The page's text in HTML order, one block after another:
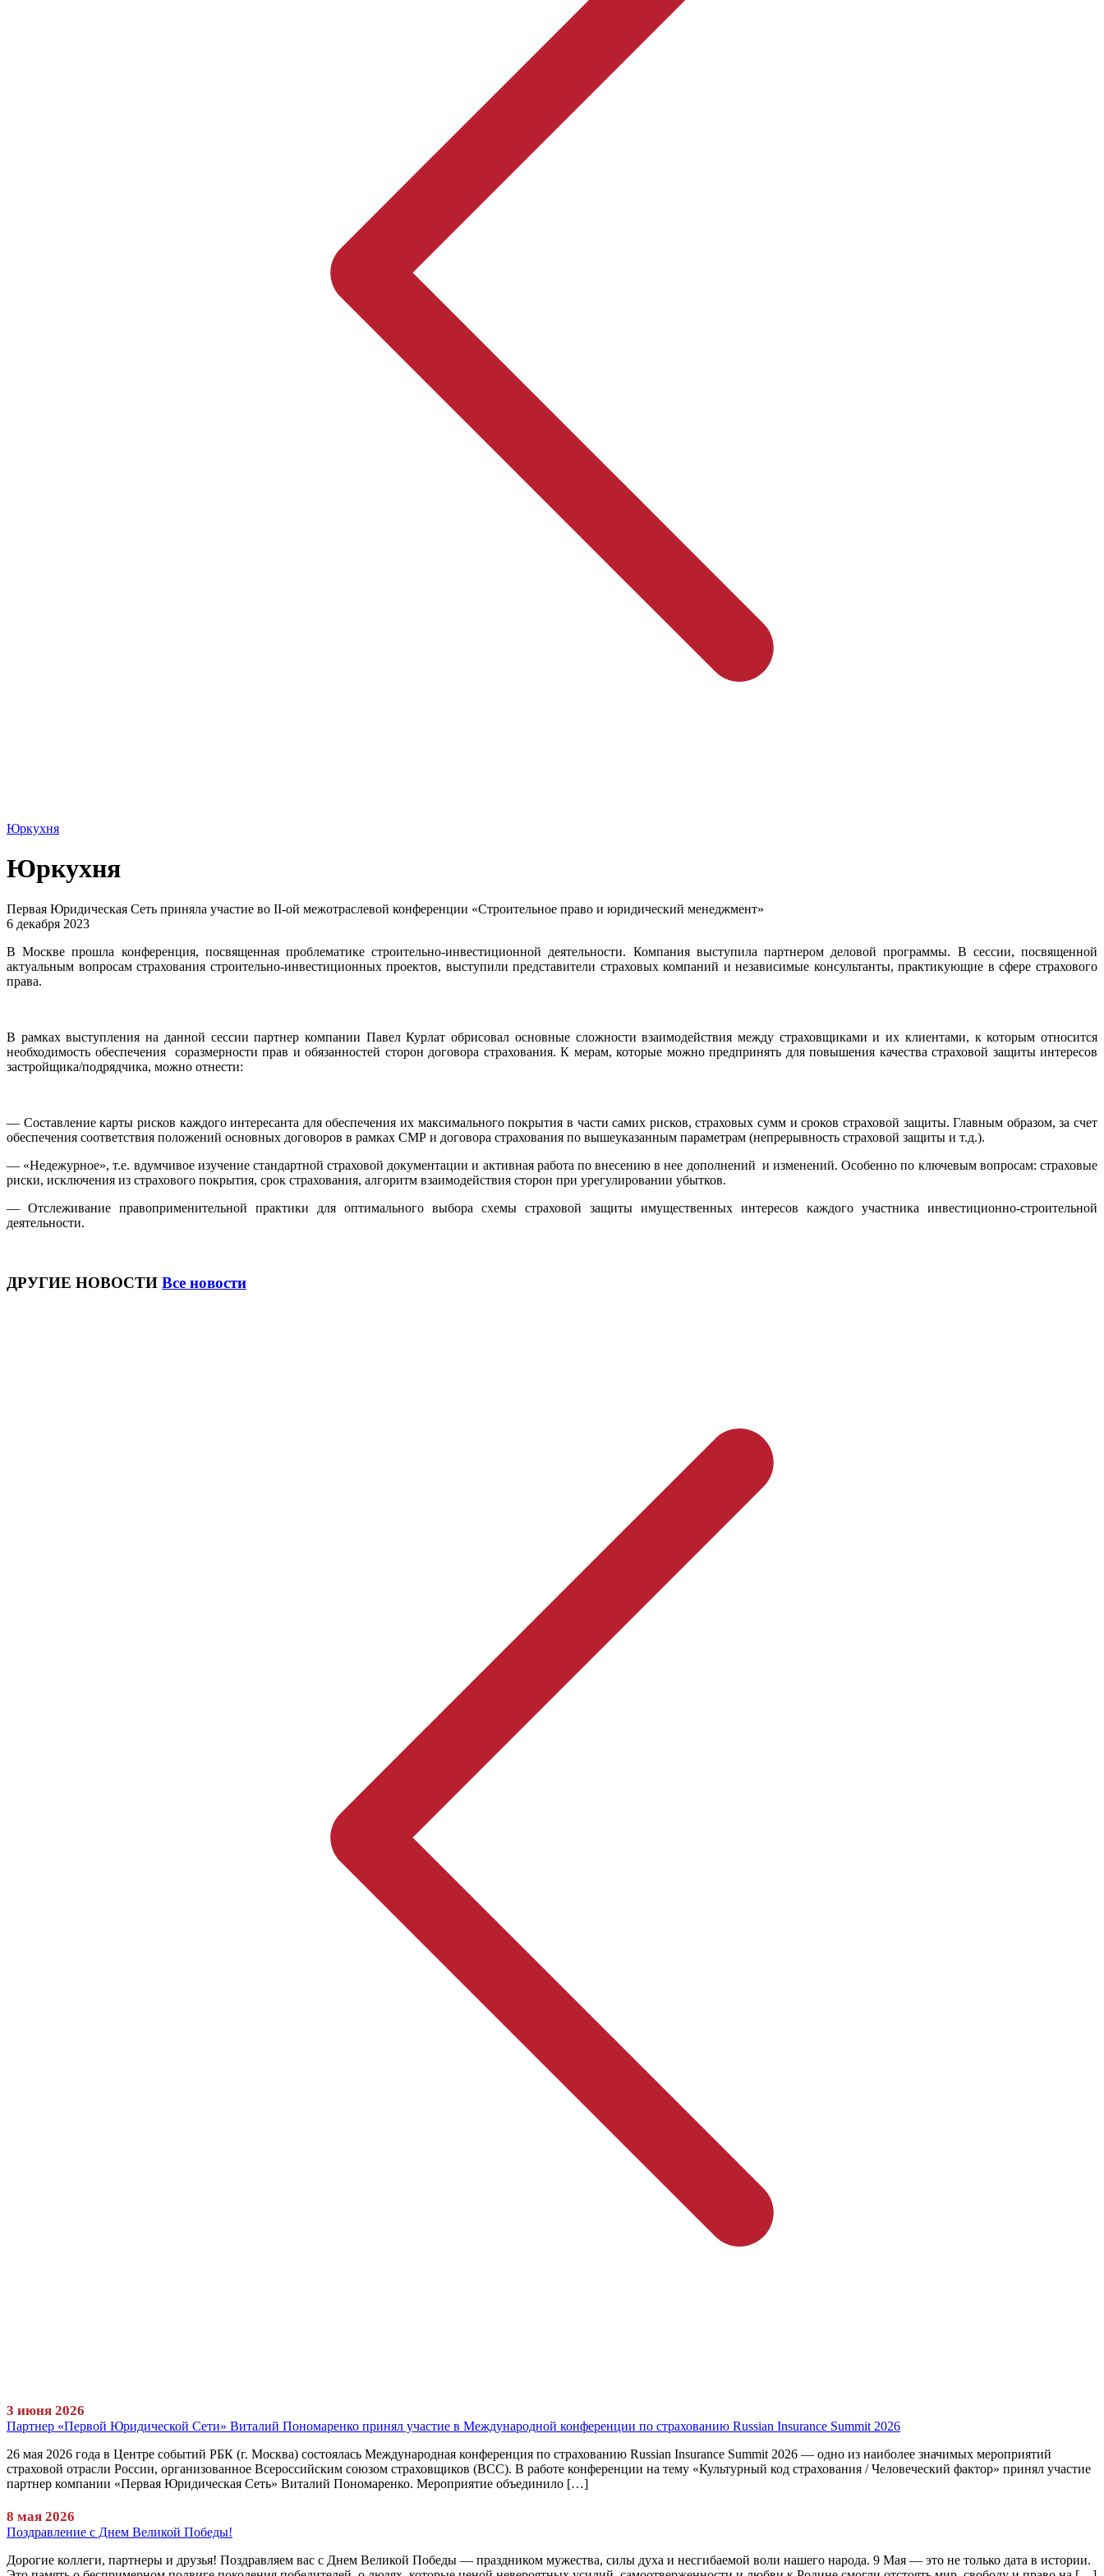
Юркухня
Юркухня
Первая Юридическая Сеть приняла участие во II-ой межотраслевой конференции «Строительное право и юридический менеджмент»
6 декабря 2023
В Москве прошла конференция, посвященная проблематике строительно-инвестиционной деятельности. Компания выступила партнером деловой программы. В сессии, посвященной
актуальным вопросам страхования строительно-инвестиционных проектов, выступили представители страховых компаний и независимые консультанты, практикующие в сфере страхового
права.
В рамках выступления на данной сессии партнер компании Павел Курлат обрисовал основные сложности взаимодействия между страховщиками и их клиентами, к которым относится
необходимость обеспечения соразмерности прав и обязанностей сторон договора страхования. К мерам, которые можно предпринять для повышения качества страховой защиты интересов
застройщика/подрядчика, можно отнести:
— Составление карты рисков каждого интересанта для обеспечения их максимального покрытия в части самих рисков, страховых сумм и сроков страховой защиты. Главным образом, за счет
обеспечения соответствия положений основных договоров в рамках СМР и договора страхования по вышеуказанным параметрам (непрерывность страховой защиты и т.д.).
— «Недежурное», т.е. вдумчивое изучение стандартной страховой документации и активная работа по внесению в нее дополнений и изменений. Особенно по ключевым вопросам: страховые
риски, исключения из страхового покрытия, срок страхования, алгоритм взаимодействия сторон при урегулировании убытков.
— Отслеживание правоприменительной практики для оптимального выбора схемы страховой защиты имущественных интересов каждого участника инвестиционно-строительной
деятельности.
ДРУГИЕ НОВОСТИ Все новости
3 июня 2026
Партнер «Первой Юридической Сети» Виталий Пономаренко принял участие в Международной конференции по страхованию Russian Insurance Summit 2026
26 мая 2026 года в Центре событий РБК (г. Москва) состоялась Международная конференция по страхованию Russian Insurance Summit 2026 — одно из наиболее значимых мероприятий
страховой отрасли России, организованное Всероссийским союзом страховщиков (ВСС). В работе конференции на тему «Культурный код страхования / Человеческий фактор» принял участие
партнер компании «Первая Юридическая Сеть» Виталий Пономаренко. Мероприятие объединило […]
8 мая 2026
Поздравление с Днем Великой Победы!
Дорогие коллеги, партнеры и друзья! Поздравляем вас с Днем Великой Победы — праздником мужества, силы духа и несгибаемой воли нашего народа. 9 Мая — это не только дата в истории.